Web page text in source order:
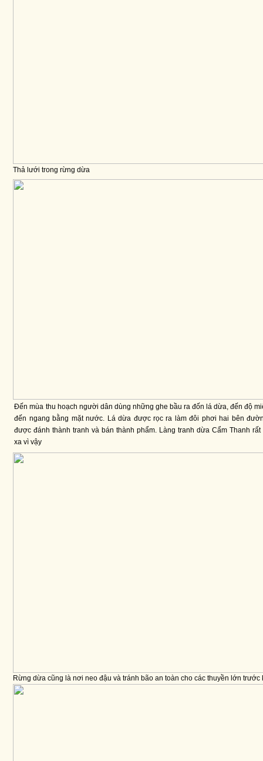
Thả lưới trong rừng dừa
Đến mùa thu hoạch người dân dùng những ghe bầu ra đốn lá dừa, đến độ
đến ngang bằng mặt nước. Lá dừa được rọc ra làm đôi phơi hai bên
được đánh thành tranh và bán thành phẩm. Làng tranh dừa Cẩm Thanh rất
xa vì vậy
Rừng dừa cũng là nơi neo đậu và tránh bão an toàn cho các thuyền lớn trước